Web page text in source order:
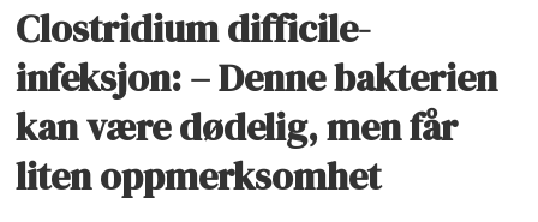
Clostridium difficile-
infeksjon: – Denne bakterien
kan være dødelig, men får
liten oppmerksomhet